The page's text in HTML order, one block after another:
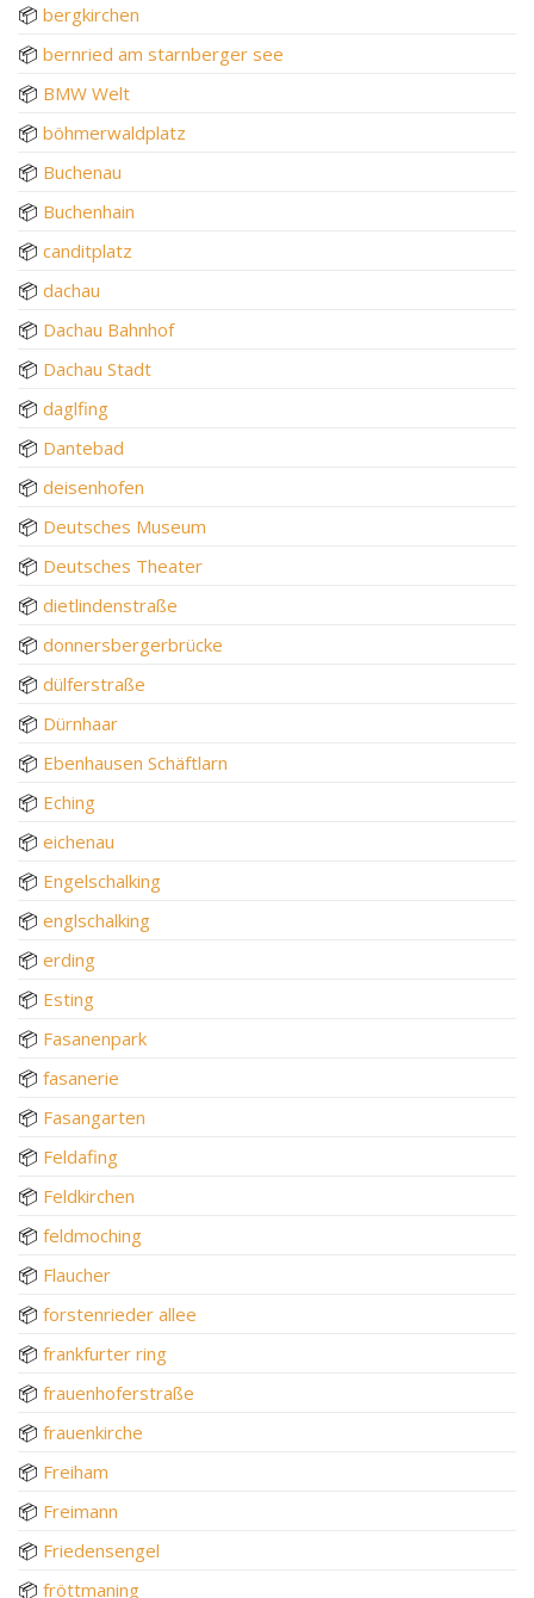
📦 bergkirchen
📦 bernried am starnberger see
📦 BMW Welt
📦 böhmerwaldplatz
📦 Buchenau
📦 Buchenhain
📦 canditplatz
📦 dachau
📦 Dachau Bahnhof
📦 Dachau Stadt
📦 daglfing
📦 Dantebad
📦 deisenhofen
📦 Deutsches Museum
📦 Deutsches Theater
📦 dietlindenstraße
📦 donnersbergerbrücke
📦 dülferstraße
📦 Dürnhaar
📦 Ebenhausen Schäftlarn
📦 Eching
📦 eichenau
📦 Engelschalking
📦 englschalking
📦 erding
📦 Esting
📦 Fasanenpark
📦 fasanerie
📦 Fasangarten
📦 Feldafing
📦 Feldkirchen
📦 feldmoching
📦 Flaucher
📦 forstenrieder allee
📦 frankfurter ring
📦 frauenhoferstraße
📦 frauenkirche
📦 Freiham
📦 Freimann
📦 Friedensengel
📦 fröttmaning